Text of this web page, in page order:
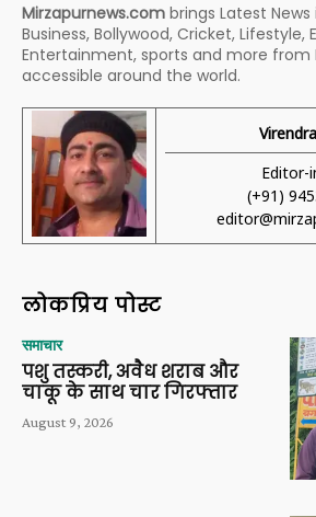
Mirzapurnews.com brings Latest
Business, Bollywood, Cricket, Lifestyle,
Entertainment, sports and more from
accessible around the world.
Editor-
(+91)
लोकप्रिय पोस्ट
समाचार
पशु तस्करी, अवैध शराब और
चाकू के साथ चार गिरफ्तार
August 9, 2026